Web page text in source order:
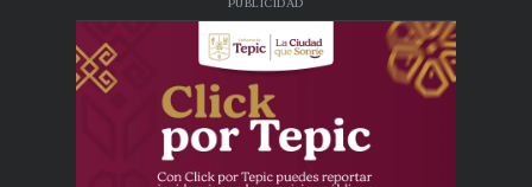
PUBLICIDAD